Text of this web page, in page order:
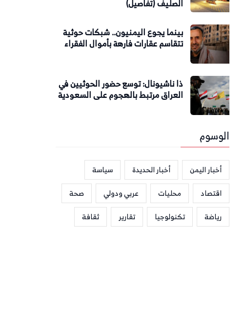
الصليف (تفاصيل)
بينما يجوع اليمنيون.. شبكات حوثية
تتقاسم عقارات فارهة بأموال الفقراء
ذا ناشيونال: توسع حضور الحوثيين في
العراق مرتبط بالهجوم على السعودية
الوسوم
أخبار اليمن أخبار الحديدة
سياسة
اقتصاد
محليات عربي ودولي
صحة
رياضة
تكنولوجيا تقارير ثقافة